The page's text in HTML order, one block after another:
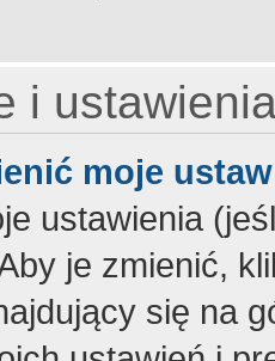
i
moje
ustawienia
je zmienić,
się na